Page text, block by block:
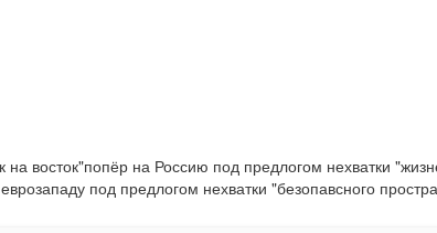
восток"попёр на Россию под предлогом нехватки
под предлогом нехватки "безопавсного